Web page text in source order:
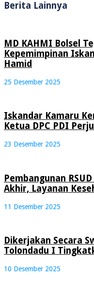
Berita Lainnya
MD KAHMI Bolsel
Kepemimpinan
Hamid
25 Desember 2025
Iskandar Kamaru
Ketua DPC PDI
23 Desember 2025
Pembangunan
Akhir, Layanan
11 Desember 2025
Dikerjakan Secara
Tolondadu I
10 Desember 2025